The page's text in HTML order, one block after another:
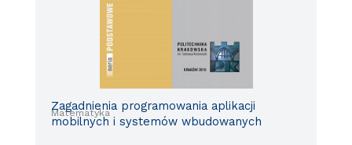
Matematyka
Zagadnienia programowania aplikacji
mobilnych i systemów wbudowanych